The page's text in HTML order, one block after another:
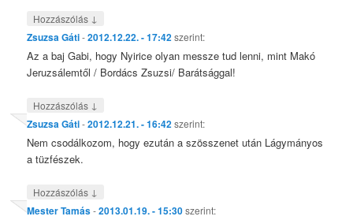
Hozzászólás ↓
Zsuzsa Gáti-2012.12.22. - 17:42szerint:
Az a baj Gabi, hogy Nyirice olyan messze tud lenni, mint Makó
Jeruzsálemtől / Bordács Zsuzsi/ Barátsággal!
Hozzászólás ↓
Zsuzsa Gáti-2012.12.21. - 16:42szerint:
Nem csodálkozom, hogy ezután a szösszenet után Lágymányos
a tüzfészek.
Hozzászólás ↓
Mester Tamás-2013.01.19. - 15:30szerint: